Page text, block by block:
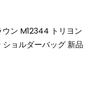
ン M12344 トリヨン
ョルダーバッグ 新品